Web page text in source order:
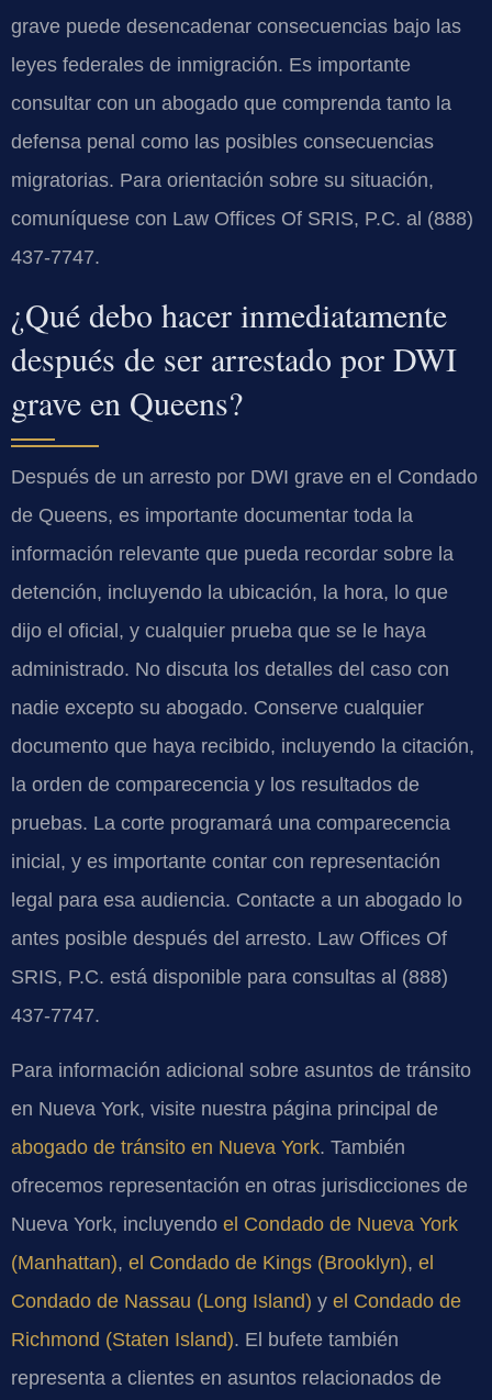
grave puede desencadenar consecuencias bajo las
leyes federales de inmigración. Es importante
consultar con un abogado que comprenda tanto la
defensa penal como las posibles consecuencias
migratorias. Para orientación sobre su situación,
comuníquese con Law Offices Of SRIS, P.C. al (888)
437-7747.
¿Qué debo hacer inmediatamente
después de ser arrestado por DWI
grave en Queens?
Después de un arresto por DWI grave en el Condado
de Queens, es importante documentar toda la
información relevante que pueda recordar sobre la
detención, incluyendo la ubicación, la hora, lo que
dijo el oficial, y cualquier prueba que se le haya
administrado. No discuta los detalles del caso con
nadie excepto su abogado. Conserve cualquier
documento que haya recibido, incluyendo la citación,
la orden de comparecencia y los resultados de
pruebas. La corte programará una comparecencia
inicial, y es importante contar con representación
legal para esa audiencia. Contacte a un abogado lo
antes posible después del arresto. Law Offices Of
SRIS, P.C. está disponible para consultas al (888)
437-7747.
Para información adicional sobre asuntos de tránsito
en Nueva York, visite nuestra página principal de
abogado de tránsito en Nueva York. También
ofrecemos representación en otras jurisdicciones de
Nueva York, incluyendo el Condado de Nueva York
(Manhattan), el Condado de Kings (Brooklyn), el
Condado de Nassau (Long Island) y el Condado de
Richmond (Staten Island). El bufete también
representa a clientes en asuntos relacionados de